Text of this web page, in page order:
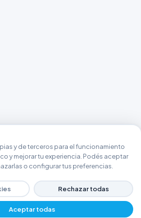
+ Agregar
y de terceros para el funcionamiento
y mejorar tu experiencia. Podés aceptar
o configurar tus preferencias.
Rechazar todas
Aceptar todas